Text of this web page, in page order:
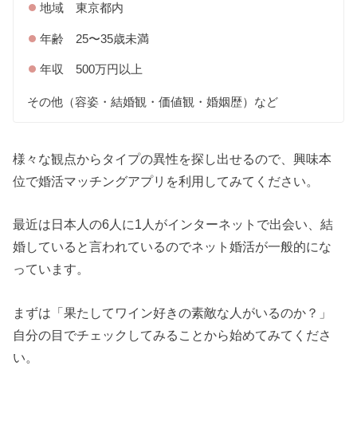
地域 東京都内
年齢 25〜35歳未満
年収 500万円以上
その他（容姿・結婚観・価値観・婚姻歴）など
様々な観点からタイプの異性を探し出せるので、興味本
位で婚活マッチングアプリを利用してみてください。
最近は日本人の6人に1人がインターネットで出会い、結
婚していると言われているのでネット婚活が一般的にな
っています。
まずは「果たしてワイン好きの素敵な人がいるのか？」
自分の目でチェックしてみることから始めてみてくださ
い。